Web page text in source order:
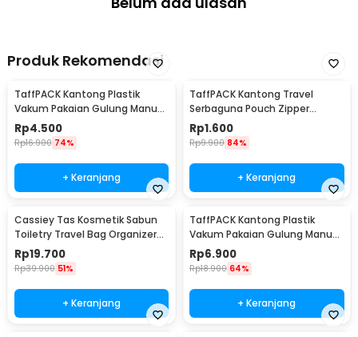
Produk Rekomendasi
TaffPACK Kantong Plastik
Vakum Pakaian Gulung Manual
40x60cm 1 PCS - TR028
Rp4.500
Rp16.900 74%
+ Keranjang
TaffPACK Kantong Travel
Serbaguna Pouch Zipper
Organizer 1 PCS - CC-003
Rp1.600
Rp9.900 84%
+ Keranjang
Cassiey Tas Kosmetik Sabun
Toiletry Travel Bag Organizer
21x17x8cm - VER.2
Rp19.700
Rp39.900 51%
+ Keranjang
TaffPACK Kantong Plastik
Vakum Pakaian Gulung Manual
1 PCS 39.5x60cm - VB-70
Rp6.900
Rp18.900 64%
+ Keranjang